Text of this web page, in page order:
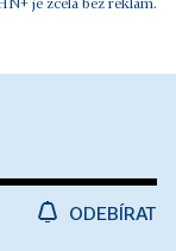
ODEBÍRAT